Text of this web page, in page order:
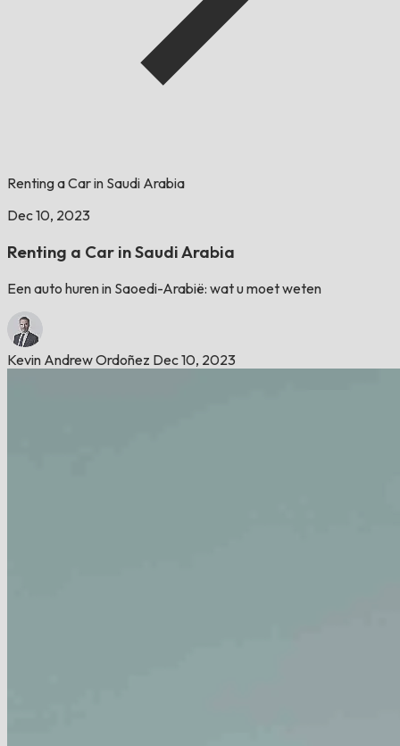
Renting a Car in Saudi Arabia
Dec 10, 2023
Renting a Car in Saudi Arabia
Een auto huren in Saoedi-Arabië: wat u moet weten
Kevin Andrew Ordoñez Dec 10, 2023